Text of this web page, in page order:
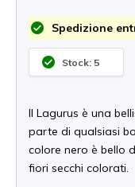
Spedizione
Stock: 5
Il Lagurus è una
parte di qualsiasi
colore nero è bello
fiori secchi colorati.